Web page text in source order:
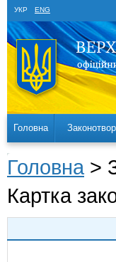
УКР ENG
Головна
Головна >
Картка